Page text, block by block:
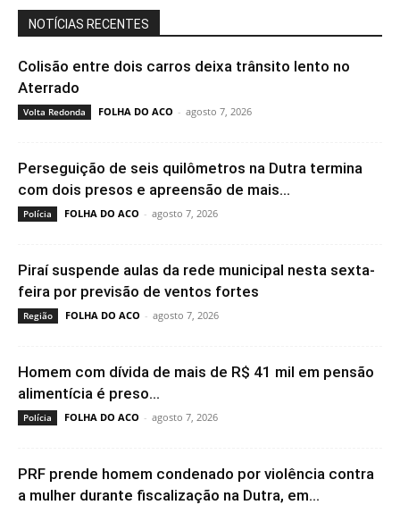
NOTÍCIAS RECENTES
Colisão entre dois carros deixa trânsito lento no
Aterrado
Volta Redonda FOLHA DO ACO - agosto 7, 2026
Perseguição de seis quilômetros na Dutra termina
com dois presos e apreensão de mais...
Polícia FOLHA DO ACO - agosto 7, 2026
Piraí suspende aulas da rede municipal nesta sexta-
feira por previsão de ventos fortes
Região FOLHA DO ACO - agosto 7, 2026
Homem com dívida de mais de R$ 41 mil em pensão
alimentícia é preso...
Polícia FOLHA DO ACO - agosto 7, 2026
PRF prende homem condenado por violência contra
a mulher durante fiscalização na Dutra, em...